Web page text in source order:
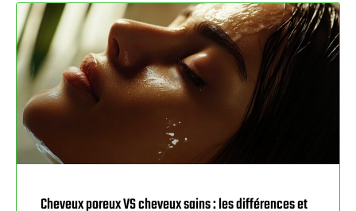
Cheveux poreux VS cheveux sains : les différences et